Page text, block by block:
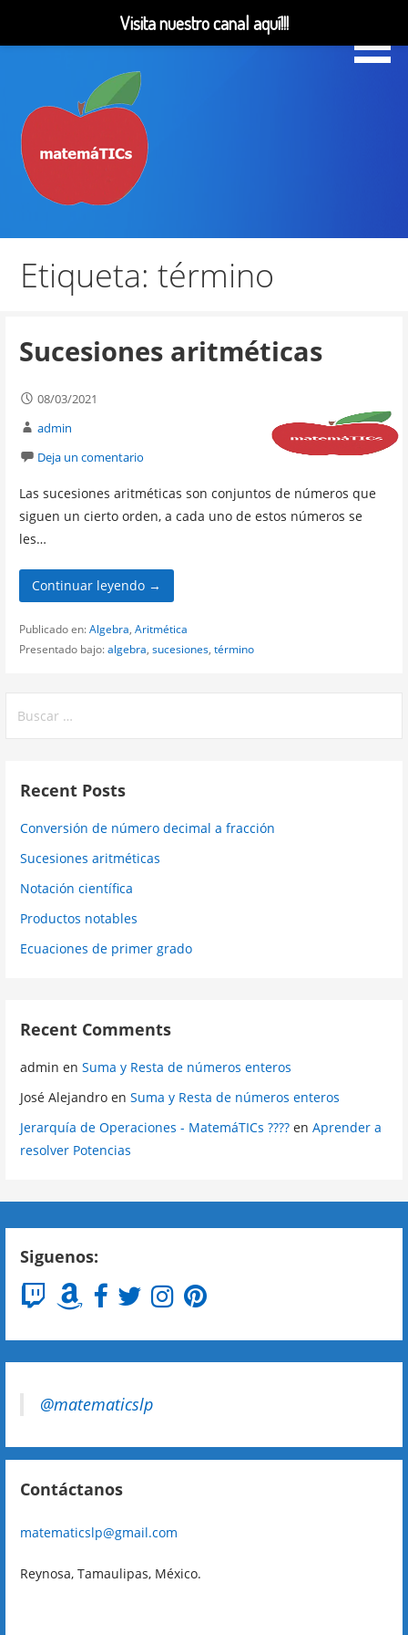
contenido
MatemáTICs
Etiqueta: término
Sucesiones aritméticas
08/03/2021
admin
Deja un comentario
Las sucesiones aritméticas son conjuntos de números que
siguen un cierto orden, a cada uno de estos números se
les…
Continuar leyendo →
Publicado en:Algebra, Aritmética
Presentado bajo:algebra, sucesiones, término
Recent Posts
Conversión de número decimal a fracción
Sucesiones aritméticas
Notación científica
Productos notables
Ecuaciones de primer grado
Recent Comments
admin enSuma y Resta de números enteros
José Alejandro enSuma y Resta de números enteros
Jerarquía de Operaciones - MatemáTICs ???? enAprender a
resolver Potencias
Siguenos:
@matematicslp
Contáctanos
matematicslp@gmail.com
Reynosa, Tamaulipas, México.
Visita nuestro canal aquí!!!